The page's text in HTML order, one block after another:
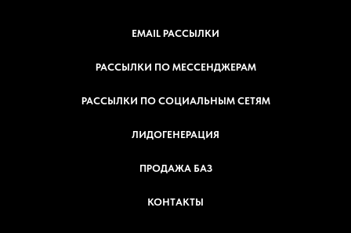
EMAIL РАССЫЛКИ
РАССЫЛКИ ПО МЕССЕНДЖЕРАМ
РАССЫЛКИ ПО СОЦИАЛЬНЫМ СЕТЯМ
ЛИДОГЕНЕРАЦИЯ
ПРОДАЖА БАЗ
КОНТАКТЫ